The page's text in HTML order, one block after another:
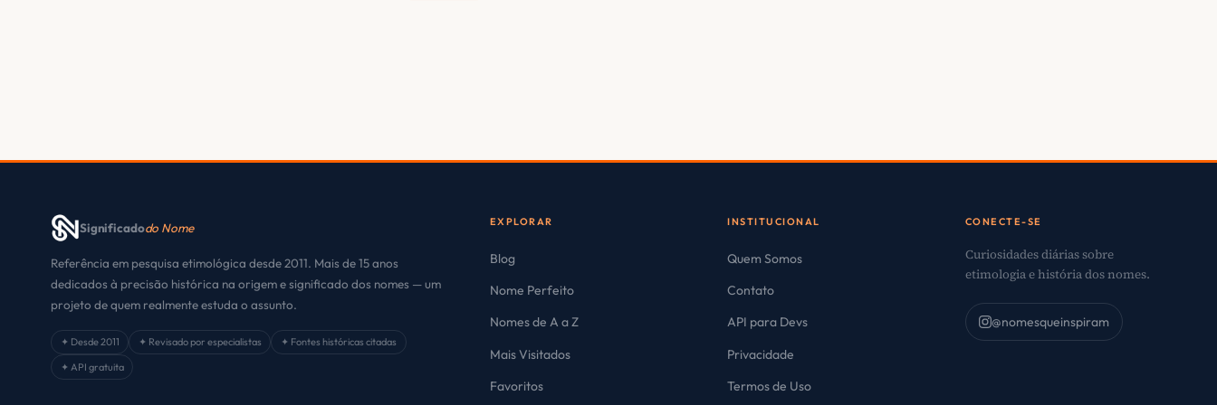
Significadodo Nome
Referência em pesquisa etimológica desde 2011. Mais de 15 anos
dedicados à precisão histórica na origem e significado dos nomes — um
projeto de quem realmente estuda o assunto.
✦ Desde 2011 ✦ Revisado por especialistas
✦ Fontes históricas citadas
✦ API gratuita
EXPLORAR
Blog
Nome Perfeito
Nomes de A a Z
Mais Visitados
Favoritos
INSTITUCIONAL
Quem Somos
Contato
API para Devs
Privacidade
Termos de Uso
CONECTE-SE
Curiosidades diárias sobre
etimologia e história dos nomes.
@nomesqueinspiram